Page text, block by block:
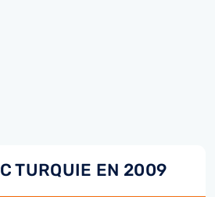
TURQUIE EN 2009